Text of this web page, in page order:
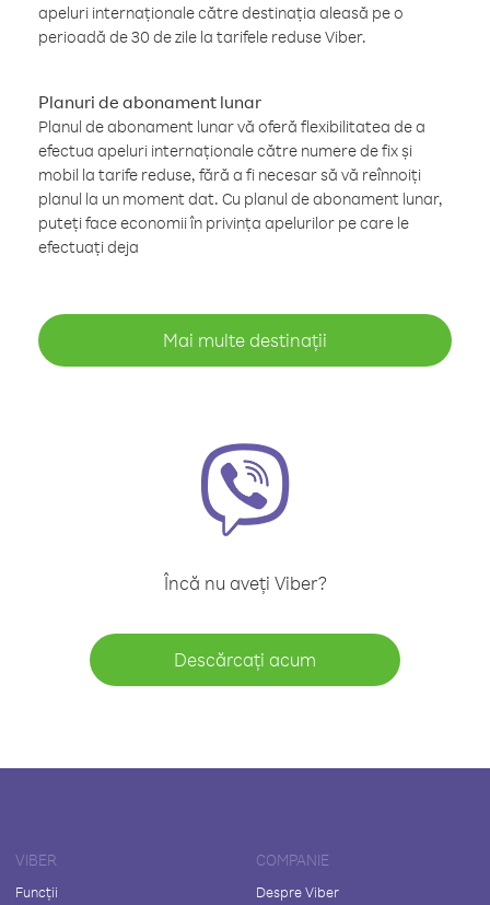
apeluri internaționale către destinația aleasă pe o
perioadă de 30 de zile la tarifele reduse Viber.
Planuri de abonament lunar
Planul de abonament lunar vă oferă flexibilitatea de a
efectua apeluri internaționale către numere de fix și
mobil la tarife reduse, fără a fi necesar să vă reînnoiți
planul la un moment dat. Cu planul de abonament lunar,
puteți face economii în privința apelurilor pe care le
efectuați deja
Mai multe destinații
Încă nu aveți Viber?
Descărcați acum
VIBER
Funcții
COMPANIE
Despre Viber